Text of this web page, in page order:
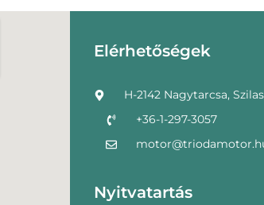
Elérhetőségek
H-2142 Nagytarcsa,
+36-1-297-3057
Nyitvatartás